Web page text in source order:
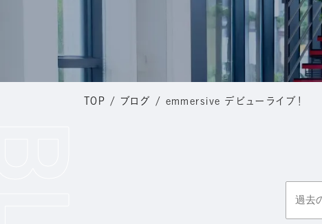
TOP / ブログ / emmersive デビューライブ！